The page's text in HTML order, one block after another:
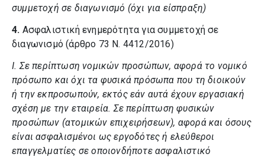
συμμετοχή σε διαγωνισμό (όχι για είσπραξη)
4. Ασφαλιστική ενημερότητα για συμμετοχή σε
διαγωνισμό (άρθρο 73 Ν. 4412/2016)
I.Σε περίπτωση νομικών προσώπων, αφορά το νομικό
πρόσωπο και όχι τα φυσικά πρόσωπα που τη διοικούν
ή την εκπροσωπούν, εκτός εάν αυτά έχουν εργασιακή
σχέση με την εταιρεία. Σε περίπτωση φυσικών
προσώπων (ατομικών επιχειρήσεων), αφορά και όσους
είναι ασφαλισμένοι ως εργοδότες ή ελεύθεροι
επαγγελματίες σε οποιονδήποτε ασφαλιστικό